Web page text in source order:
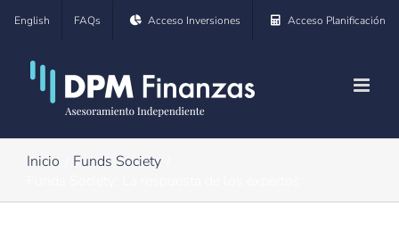
Saltar
contenido
English FAQs Acceso Inversiones Acceso Planificación
Inicio
Funds Society